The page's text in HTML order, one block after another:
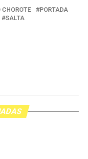
PORTADA
SALTA